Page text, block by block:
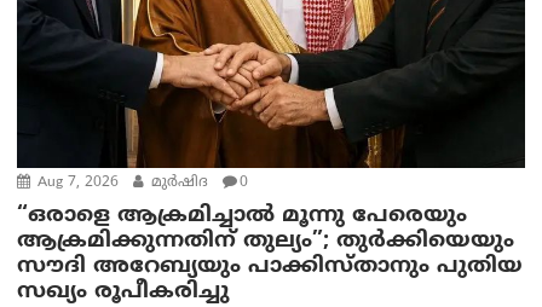
Aug 7, 2026 മുര്‍ഷിദ 0
“ഒരാളെ ആക്രമിച്ചാല്‍ മൂന്നു പേരെയും
ആക്രമിക്കുന്നതിന് തുല്യം”; തുർക്കിയെയും
സൗദി അറേബ്യയും പാക്കിസ്താനും പുതിയ
സഖ്യം രൂപീകരിച്ചു